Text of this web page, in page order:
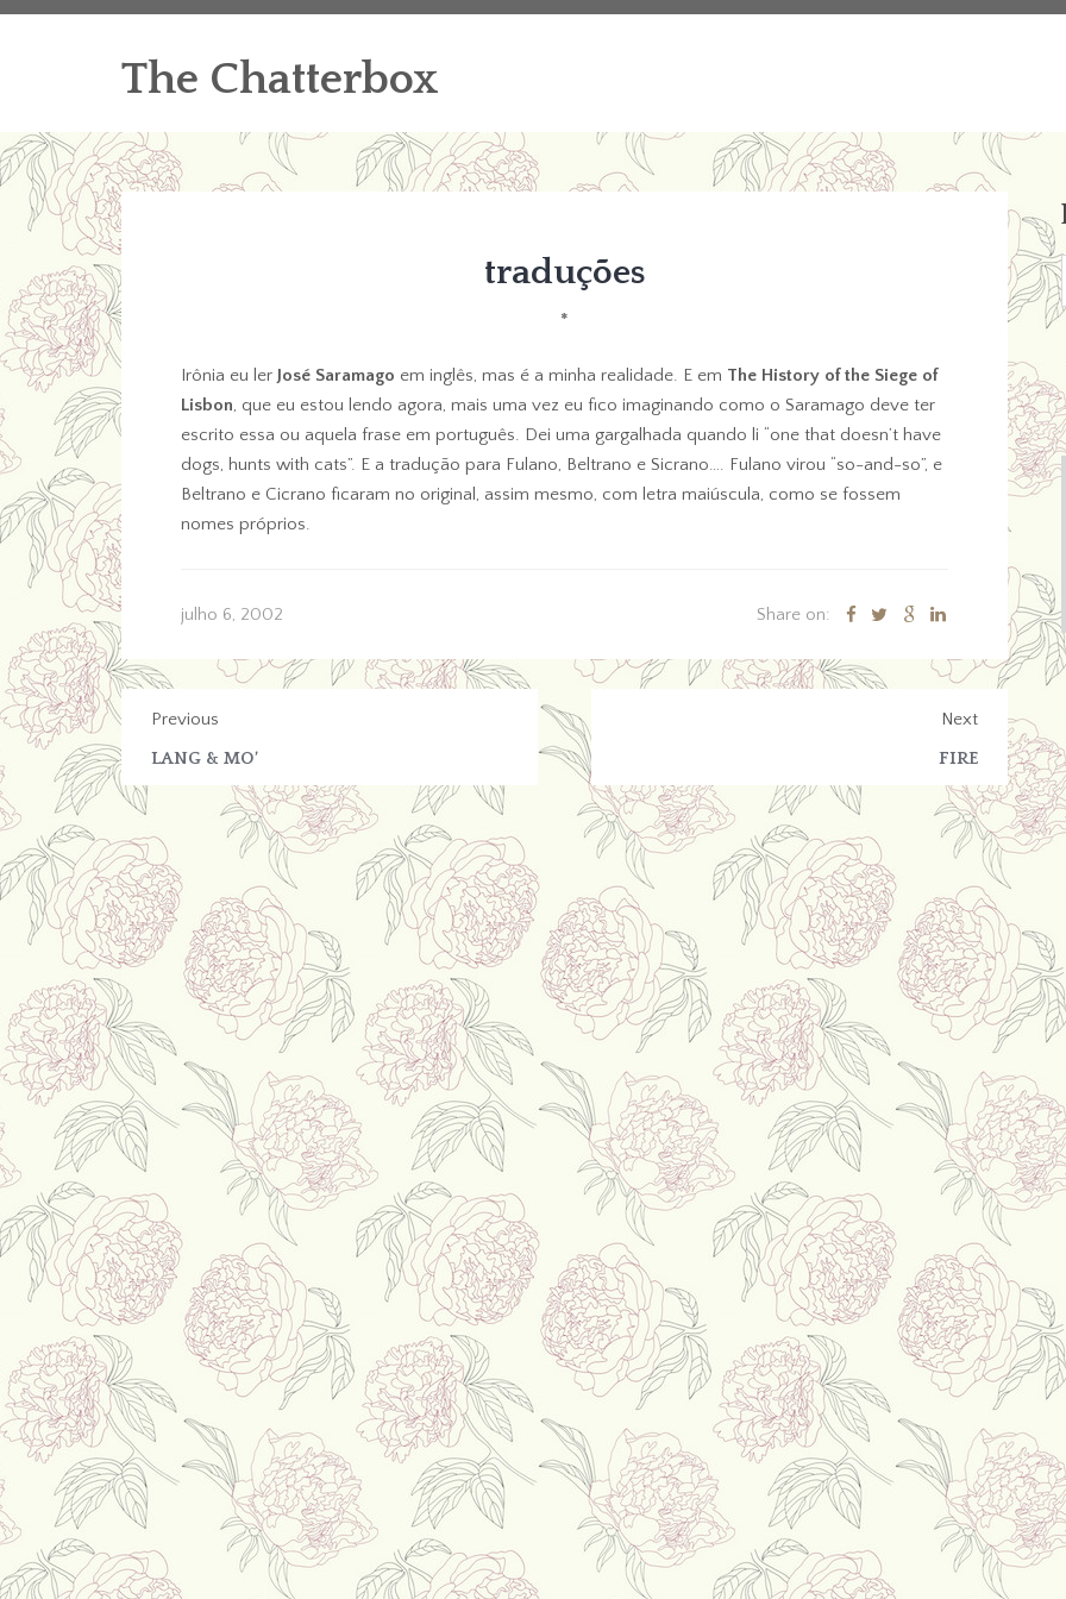
The Chatterbox
traduções
*
Irônia eu ler José Saramago em inglês, mas é a minha realidade. E em The History of the Siege of
Lisbon, que eu estou lendo agora, mais uma vez eu fico imaginando como o Saramago deve ter
escrito essa ou aquela frase em português. Dei uma gargalhada quando li “one that doesn’t have
dogs, hunts with cats”. E a tradução para Fulano, Beltrano e Sicrano…. Fulano virou “so-and-so”, e
Beltrano e Cicrano ficaram no original, assim mesmo, com letra maiúscula, como se fossem
nomes próprios.
julho 6, 2002 Share on:
Previous
LANG & MO’
Next
FIRE